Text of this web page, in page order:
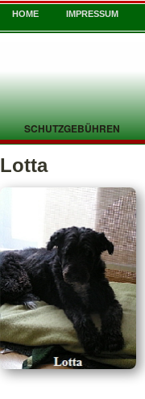
HOME IMPRESSUM
SCHUTZGEBÜHREN
Lotta